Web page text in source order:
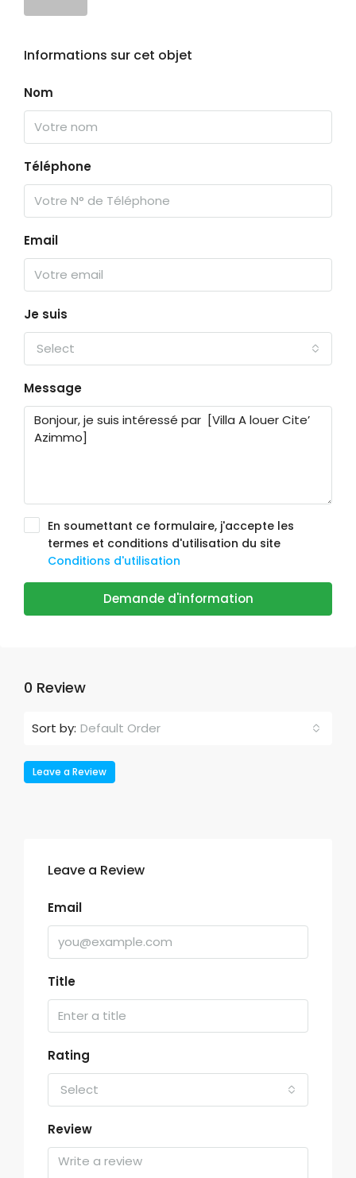
Informations sur cet objet
Nom
Téléphone
Email
Je suis
Select
Message
En soumettant ce formulaire, j'accepte les
termes et conditions d'utilisation du site
Conditions d'utilisation
Demande d'information
0 Review
Sort by: Default Order
Leave a Review
Leave a Review
Email
Title
Rating
Select
Review